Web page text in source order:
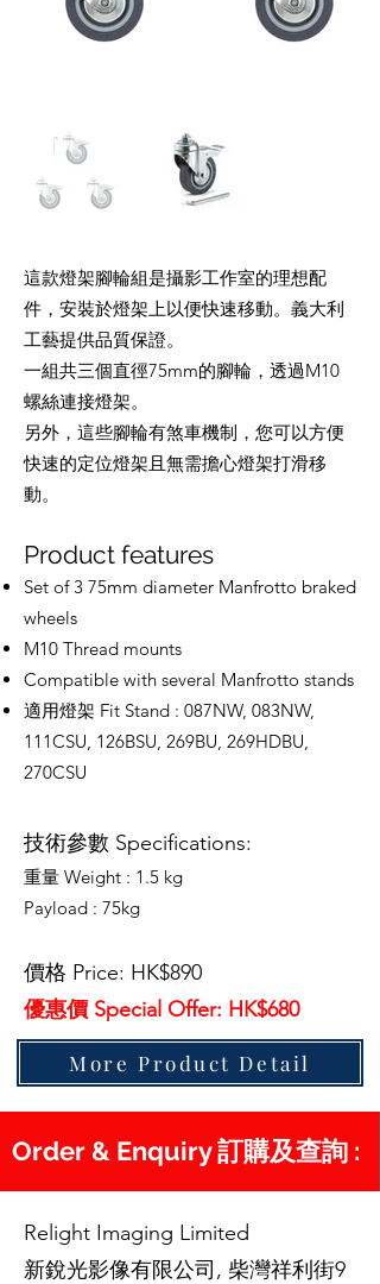
這款燈架腳輪組是攝影工作室的理想配
件，安裝於燈架上以便快速移動。義大利
工藝提供品質保證。
一組共三個直徑75mm的腳輪，透過M10
螺絲連接燈架。
另外，這些腳輪有煞車機制，您可以方便
快速的定位燈架且無需擔心燈架打滑移
動。
Product features
Set of 3 75mm diameter Manfrotto braked
wheels
M10 Thread mounts
Compatible with several Manfrotto stands
​適用燈架 Fit Stand : 087NW, 083NW,
111CSU, 126BSU, 269BU, 269HDBU,
270CSU
技術參數 Specifications:
重量 Weight : 1.5 kg
Payload : 75kg
價格 Price: HK$890
優惠價 Special Offer: HK$680
More Product Detail
Order & Enquiry 訂購及查詢 :
Relight Imaging Limited
新銳光影像有限公司, 柴灣祥利街9